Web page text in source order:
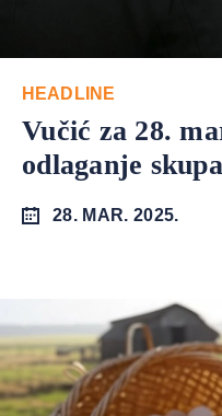
HEADLINE
Vučić za 28.
odlaganje
28. MAR. 2025.